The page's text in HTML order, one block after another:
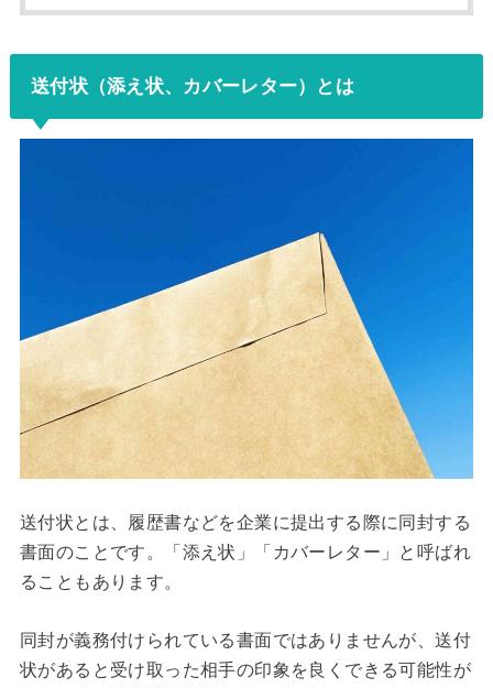
送付状（添え状、カバーレター）とは
送付状とは、履歴書などを企業に提出する際に同封する
書面のことです。「添え状」「カバーレター」と呼ばれ
ることもあります。
同封が義務付けられている書面ではありませんが、送付
状があると受け取った相手の印象を良くできる可能性が